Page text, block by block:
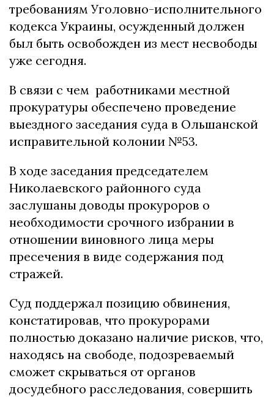
требованиям Уголовно-исполнительного
кодекса Украины, осужденный должен
был быть освобожден из мест несвободы
уже сегодня.
В связи с чем работниками местной
прокуратуры обеспечено проведение
выездного заседания суда в Ольшанской
исправительной колонии №53.
В ходе заседания председателем
Николаевского районного суда
заслушаны доводы прокуроров о
необходимости срочного избрании в
отношении виновного лица меры
пресечения в виде содержания под
стражей.
Суд поддержал позицию обвинения,
констатировав, что прокурорами
полностью доказано наличие рисков, что,
находясь на свободе, подозреваемый
сможет скрываться от органов
досудебного расследования, совершить